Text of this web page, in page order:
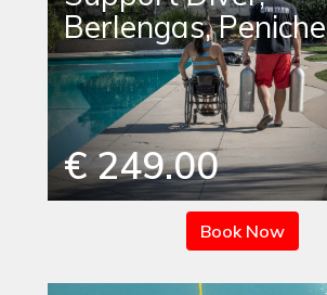
Berlengas, Peniche
€ 249.00
Book Now